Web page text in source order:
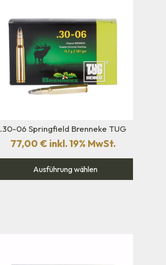
.30-06 Springfield Brenneke TUG
77,00€ inkl. 19% MwSt.
Ausführung wählen